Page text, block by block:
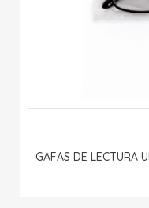
GAFAS DE LECTURA